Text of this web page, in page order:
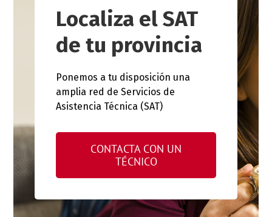
Localiza el SAT
de tu provincia
Ponemos a tu disposición una
amplia red de Servicios de
Asistencia Técnica (SAT)
CONTACTA CON UN
TÉCNICO